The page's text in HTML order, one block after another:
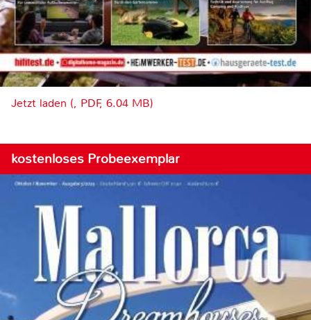
Jetzt laden (, PDF, 6.04 MB)
kostenloses Probeexemplar